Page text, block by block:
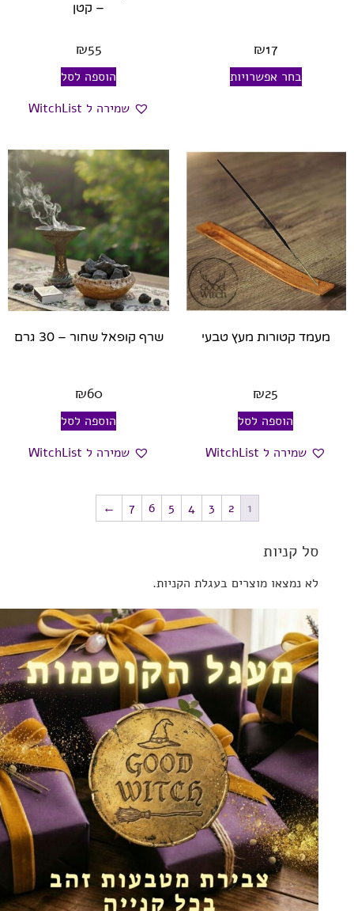
₪17
בחר אפשרויות
– קטן
₪55
הוספה לסל
שמירה ל WitchList
מעמד קטורות מעץ טבעי
₪25
הוספה לסל
שמירה ל WitchList
שרף קופאל שחור – 30 גרם
₪60
הוספה לסל
שמירה ל WitchList
1
2
3
4
5
6
7
←
סל קניות
לא נמצאו מוצרים בעגלת הקניות.